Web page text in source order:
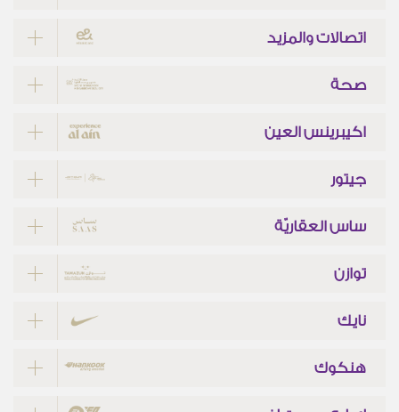
اتصالات والمزيد
صحة
اكيبرينس العين
جيتور
ساس العقاريّة
توازن
نايك
هنكوك